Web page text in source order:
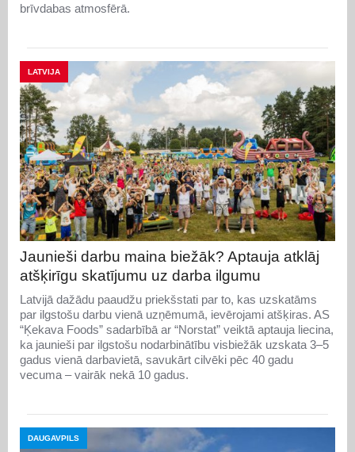
brīvdabas atmosfērā.
LATVIJA
Jaunieši darbu maina biežāk? Aptauja atklāj
atšķirīgu skatījumu uz darba ilgumu
Latvijā dažādu paaudžu priekšstati par to, kas uzskatāms
par ilgstošu darbu vienā uzņēmumā, ievērojami atšķiras. AS
“Ķekava Foods” sadarbībā ar “Norstat” veiktā aptauja liecina,
ka jaunieši par ilgstošu nodarbinātību visbiežāk uzskata 3–5
gadus vienā darbavietā, savukārt cilvēki pēc 40 gadu
vecuma – vairāk nekā 10 gadus.
DAUGAVPILS